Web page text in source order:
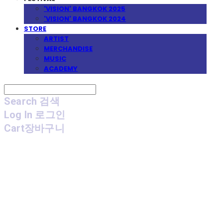
'VISION' BANGKOK 2025
'VISION' BANGKOK 2024
STORE
ARTIST
MERCHANDISE
MUSIC
ACADEMY
Search 검색
Log In 로그인
Cart장바구니